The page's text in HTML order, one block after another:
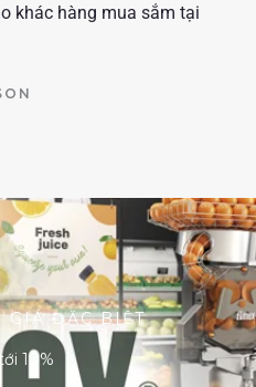
khác hàng mua sắm tại
GIÁ ĐẶC BIỆT
10%